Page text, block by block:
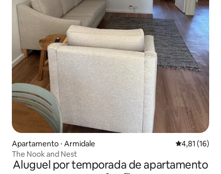
Apartamento ⋅ Armidale 4,81 de uma
4,81 (16)
The Nook and Nest
Aluguel por temporada de apartamento